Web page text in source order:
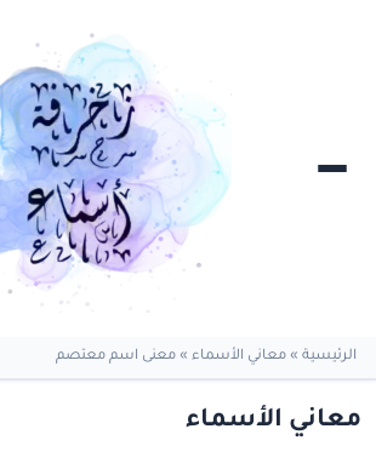
الرئيسية » معاني الأسماء » معنى اسم معتصم
معاني الأسماء